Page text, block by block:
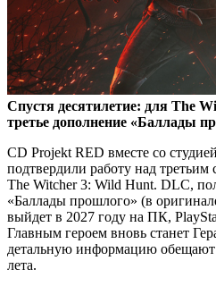
Спустя десятилетие: для The
третье дополнение «Баллады
CD Projekt RED вместе со
подтвердили работу над
The Witcher 3: Wild Hunt. DLC,
«Баллады прошлого» (в
выйдет в 2027 году на ПК,
Главным героем вновь станет
детальную информацию
лета.